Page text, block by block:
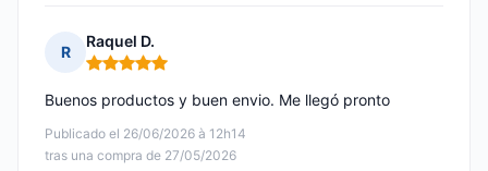
R
Raquel D.
Nota: 5 de 5
Publicado el 26/06/2026 à 12h14
tras una compra de 27/05/2026
Buenos productos y buen envio. Me llegó pronto